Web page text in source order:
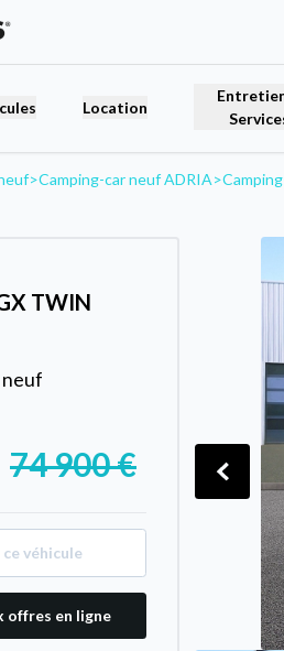
Location
>Camping-car neuf ADRIA>
TWIN
neuf
74 900 €
ce véhicule
offres en ligne